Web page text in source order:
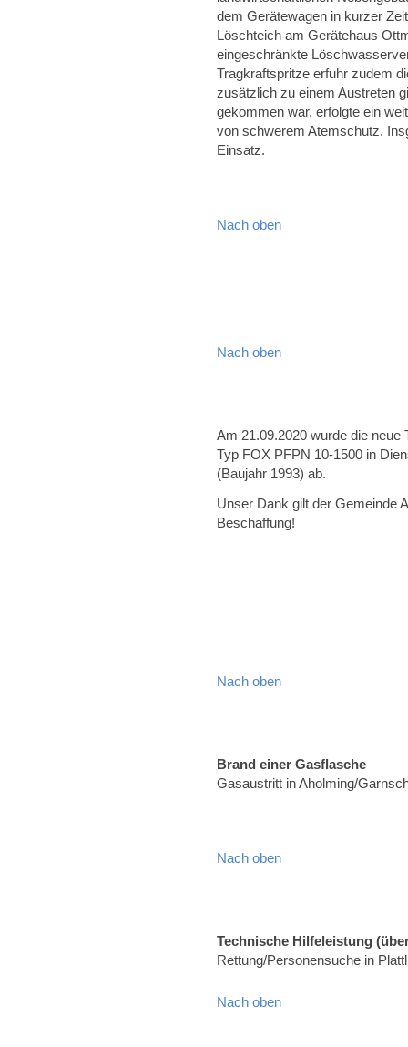
dem Gerätewagen in kurzer
Löschteich am Gerätehaus
eingeschränkte
Tragkraftspritze erfuhr zudem
zusätzlich zu einem Austreten
gekommen war, erfolgte ein
von schwerem Atemschutz.
Einsatz.
Nach oben
Nach oben
Am 21.09.2020 wurde die
Typ FOX PFPN 10-1500 in
(Baujahr 1993) ab.
Unser Dank gilt der Gemeinde
Beschaffung!
Nach oben
Brand einer Gasflasche
Gasaustritt in Aholming/
Nach oben
Technische Hilfeleistung
Rettung/Personensuche in
Nach oben